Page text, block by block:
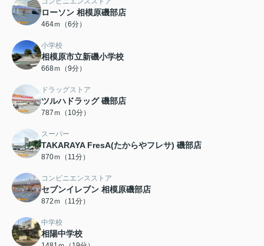
ローソン 相模原磯部店
464ｍ（6分）
小学校
相模原市立新磯小学校
668ｍ（9分）
ドラッグストア
ツルハドラッグ 磯部店
787ｍ（10分）
スーパー
TAKARAYA FresA(たからやフレサ) 磯部店
870ｍ（11分）
コンビニエンスストア
セブンイレブン 相模原磯部店
872ｍ（11分）
中学校
相陽中学校